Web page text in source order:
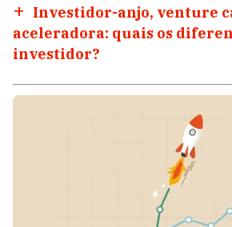
Investidor-anjo, venture
aceleradora: quais os
investidor?